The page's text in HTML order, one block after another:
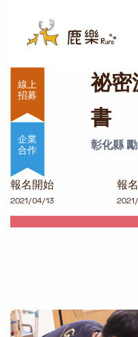
祕密派對偏鄉
企業
合作
祕密
書
彰化縣
報名開始
2021/04/13
報